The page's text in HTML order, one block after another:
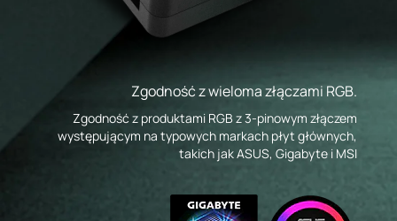
Zgodność z wieloma złączami RGB.
Zgodność z produktami RGB z 3-pinowym złączem
występującym na typowych markach płyt głównych,
takich jak ASUS, Gigabyte i MSI